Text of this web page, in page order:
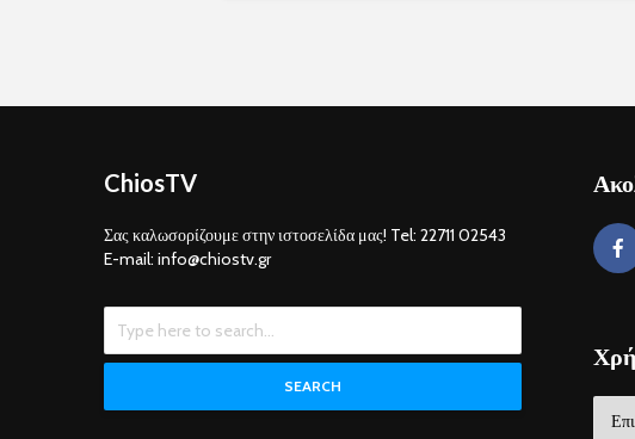
ChiosTV
Σας καλωσορίζουμε στην ιστοσελίδα μας! Tel: 22711 02543
E-mail: info@chiostv.gr
SEARCH